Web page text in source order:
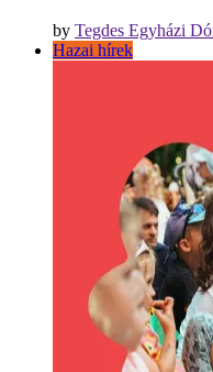
by Tegdes Egyházi
Hazai hírek